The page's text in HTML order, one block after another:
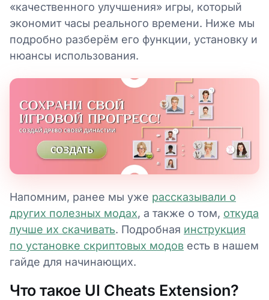
«качественного улучшения» игры, который
экономит часы реального времени. Ниже мы
подробно разберём его функции, установку и
нюансы использования.
Напомним, ранее мы уже рассказывали о
других полезных модах, а также о том, откуда
лучше их скачивать. Подробная инструкция
по установке скриптовых модов есть в нашем
гайде для начинающих.
Что такое UI Cheats Extension?